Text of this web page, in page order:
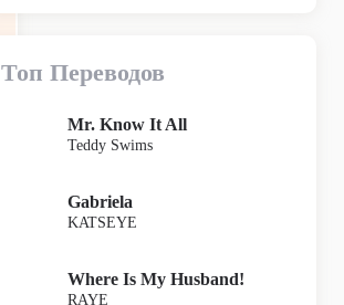
Топ Переводов
Mr. Know It All
Teddy Swims
Gabriela
KATSEYE
Where Is My Husband!
RAYE